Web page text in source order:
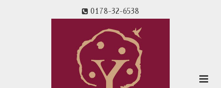
0178-32-6538